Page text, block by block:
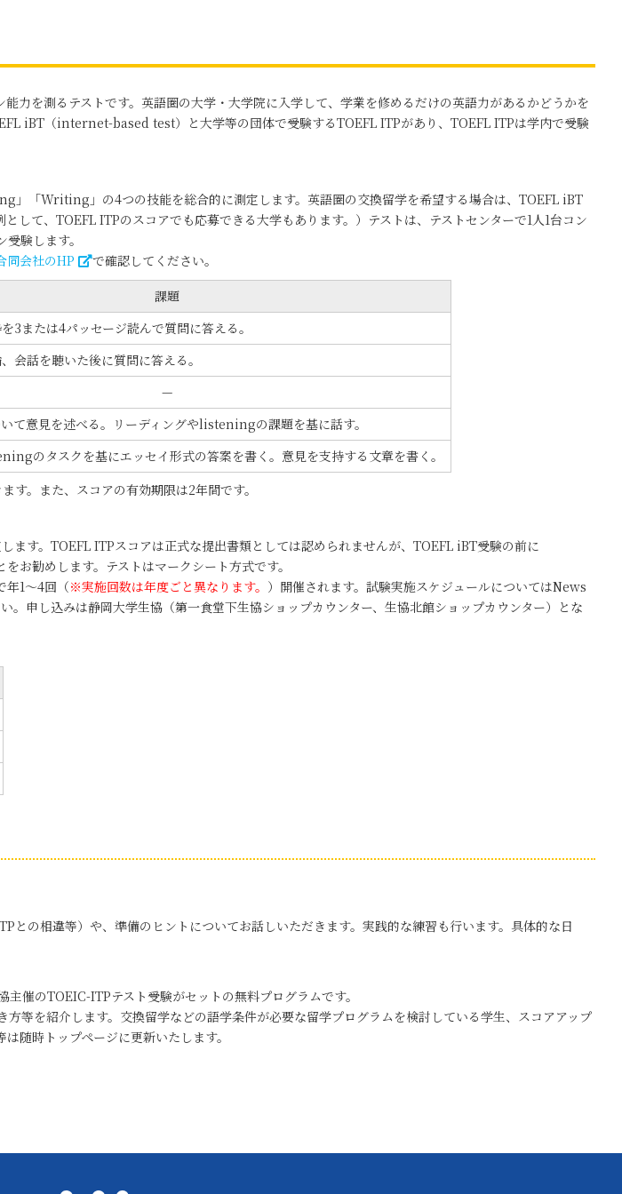
力を測るテストです。英語圏の大学・大学院に入学して、学業を修めるだけの英語力があるかどうかを
iBT（internet-based test）と大学等の団体で受験するTOEFL ITPがあり、TOEFL ITPは学内で受験
「Writing」の4つの技能を総合的に測定します。英語圏の交換留学を希望する場合は、TOEFL iBT
して、TOEFL ITPのスコアでも応募できる大学もあります。）テストは、テストセンターで1人1台コン
験します。
同会社のHP
で確認してください。
課題
3または4パッセージ読んで質問に答える。
会話を聴いた後に質問に答える。
—
て意見を述べる。リーディングやlisteningの課題を基に話す。
のタスクを基にエッセイ形式の答案を書く。意見を支持する文章を書く。
す。また、スコアの有効期限は2年間です。
す。TOEFL ITPスコアは正式な提出書類としては認められませんが、TOEFL iBT受験の前に
お勧めします。テストはマークシート方式です。
年1～4回（※実施回数は年度ごと異なります。 ）開催されます。試験実施スケジュールについてはNews
申し込みは静岡大学生協（第一食堂下生協ショップカウンター、生協北館ショップカウンター）とな
との相違等）や、準備のヒントについてお話しいただきます。実践的な練習も行います。具体的な日
催のTOEIC-ITPテスト受験がセットの無料プログラムです。
等を紹介します。交換留学などの語学条件が必要な留学プログラムを検討している学生、スコアアップ
随時トップページに更新いたします。